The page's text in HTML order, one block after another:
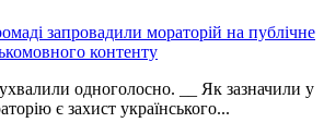
одноголосно. __ Як зазначили у
є захист українського...